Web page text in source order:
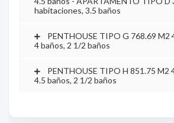
habitaciones, 3.5 baños
PENTHOUSE TIPO G 768.69 M2
4 baños, 2 1/2 baños
PENTHOUSE TIPO H 851.75 M2
4.5 baños, 2 1/2 baños